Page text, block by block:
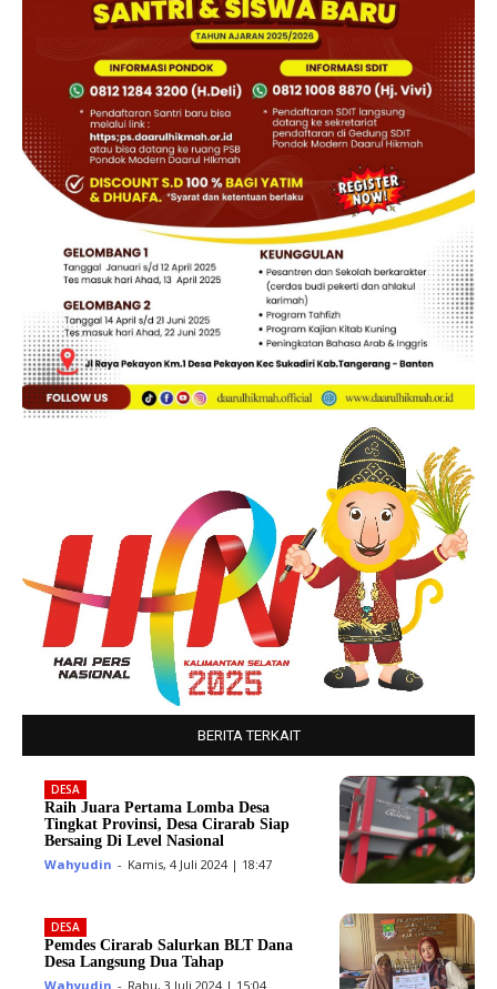
BERITA TERKAIT
DESA
Raih Juara Pertama Lomba Desa
Tingkat Provinsi, Desa Cirarab Siap
Bersaing Di Level Nasional
Wahyudin - Kamis, 4 Juli 2024 | 18:47
DESA
Pemdes Cirarab Salurkan BLT Dana
Desa Langsung Dua Tahap
Wahyudin - Rabu, 3 Juli 2024 | 15:04